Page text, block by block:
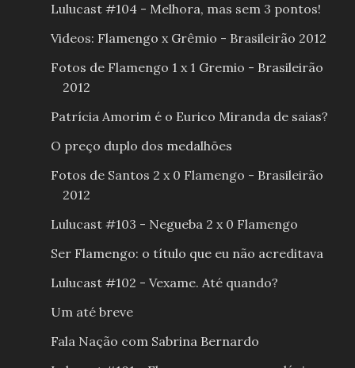
Lulucast #104 - Melhora, mas sem 3 pontos!
Videos: Flamengo x Grêmio - Brasileirão 2012
Fotos de Flamengo 1 x 1 Gremio - Brasileirão
2012
Patrícia Amorim é o Eurico Miranda de saias?
O preço duplo dos medalhões
Fotos de Santos 2 x 0 Flamengo - Brasileirão
2012
Lulucast #103 - Negueba 2 x 0 Flamengo
Ser Flamengo: o título que eu não acreditava
Lulucast #102 - Vexame. Até quando?
Um até breve
Fala Nação com Sabrina Bernardo